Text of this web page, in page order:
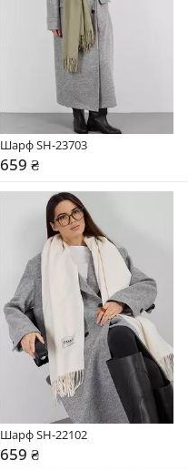
Шарф SH-23703
659 ₴
Шарф SH-22102
659 ₴